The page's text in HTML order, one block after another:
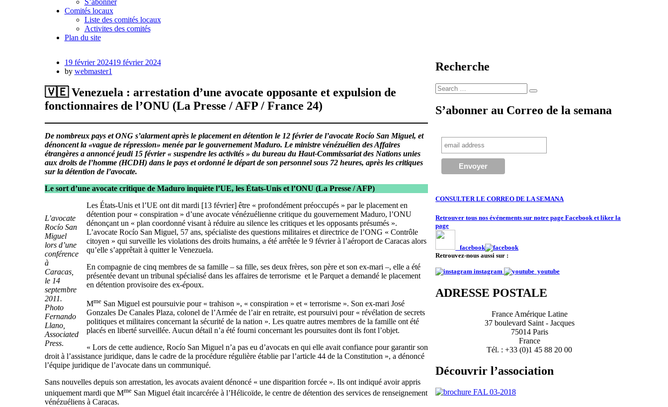
S’abonner
Comités locaux
Liste des comités locaux
Activites des comités
Plan du site
Posted
on
19 février 202419 février 2024
by webmaster1
🇻🇪 Venezuela : arrestation d’une avocate opposante et expulsion de
fonctionnaires de l’ONU (La Presse / AFP / France 24)
De nombreux pays et ONG s’alarment après le placement en détention le 12 février de l’avocate Rocío San Miguel, et
dénoncent la «vague de répression» menée par le gouvernement Maduro. Le ministre vénézuélien des Affaires
étrangères a annoncé jeudi 15 février « suspendre les activités » du bureau du Haut-Commissariat des Nations unies
aux droits de l’homme (HCDH) dans le pays et ordonné le départ de son personnel sous 72 heures, après les critiques
sur la détention de l’avocate.
Le sort d’une avocate critique de Maduro inquiète l’UE, les États-Unis et l’ONU (La Presse / AFP)
L’avocate
Rocío San
Miguel
lors d’une
conférence
à
Caracas,
le 14
septembre
2011.
Photo
Fernando
Llano,
Associated
Press.
Les États-Unis et l’UE ont dit mardi [13 février] être « profondément préoccupés » par le placement en
détention pour « conspiration » d’une avocate vénézuélienne critique du gouvernement Maduro, l’ONU
dénonçant un « plan coordonné visant à réduire au silence les critiques et les opposants présumés ».
L’avocate Rocío San Miguel, 57 ans, spécialiste des questions militaires et directrice de l’ONG « Contrôle
citoyen » qui surveille les violations des droits humains, a été arrêtée le 9 février à l’aéroport de Caracas alors
qu’elle s’apprêtait à quitter le Venezuela.
En compagnie de cinq membres de sa famille – sa fille, ses deux frères, son père et son ex-mari –, elle a été
présentée devant un tribunal spécialisé dans les affaires de terrorisme et le Parquet a demandé le placement
en détention provisoire des ex-époux.
MmeSan Miguel est poursuivie pour « trahison », « conspiration » et « terrorisme ». Son ex-mari José
Gonzales De Canales Plaza, colonel de l’Armée de l’air en retraite, est poursuivi pour « révélation de secrets
politiques et militaires concernant la sécurité de la nation ». Les quatre autres membres de la famille ont été
placés en liberté surveillée. Aucun détail n’a été fourni concernant les poursuites dont ils font l’objet.
« Lors de cette audience, Rocío San Miguel n’a pas eu d’avocats en qui elle avait confiance pour garantir son
droit à l’assistance juridique, dans le cadre de la procédure régulière établie par l’article 44 de la Constitution », a dénoncé
l’équipe juridique de l’avocate dans un communiqué.
Sans nouvelles depuis son arrestation, les avocats avaient dénoncé « une disparition forcée ». Ils ont indiqué avoir appris
uniquement mardi que MmeSan Miguel était incarcérée à l’Hélicoïde, le centre de détention des services de renseignement
vénézuéliens à Caracas.
Recherche
Search
for:
Search
S’abonner au Correo de la semana
CONSULTER LE CORREO DE LA SEMANA
Retrouver tous nos événements sur notre page Facebook et liker la
page
facebook
Retrouvez-nous aussi sur :
instagram youtube
ADRESSE POSTALE
France Amérique Latine
37 boulevard Saint - Jacques
75014 Paris
France
Tél. : +33 (0)1 45 88 20 00
Découvrir l’association